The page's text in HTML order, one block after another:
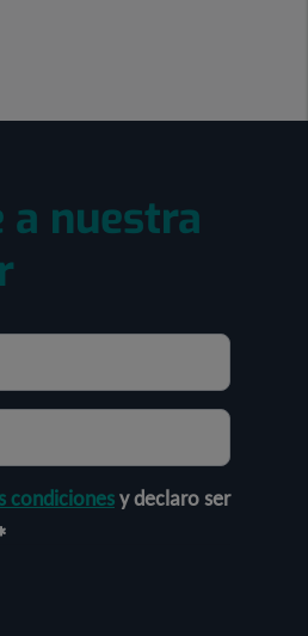
a nuestra
condicionesy declaro ser